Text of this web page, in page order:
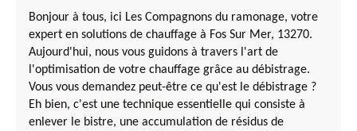
Bonjour à tous, ici Les Compagnons du ramonage, votre
expert en solutions de chauffage à Fos Sur Mer, 13270.
Aujourd'hui, nous vous guidons à travers l'art de
l'optimisation de votre chauffage grâce au débistrage.
Vous vous demandez peut-être ce qu'est le débistrage ?
Eh bien, c'est une technique essentielle qui consiste à
enlever le bistre, une accumulation de résidus de